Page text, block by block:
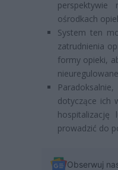
ośrodkach
System ten
zatrudnienia
formy opieki,
dotyczące ich
prowadzić do
Obserwuj